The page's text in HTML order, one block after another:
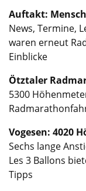
Auftakt:
News, Termine,
waren erneut
Einblicke
Ötztaler
5300
Vogesen: 4020
Sechs lange
Les 3 Ballons
Tipps